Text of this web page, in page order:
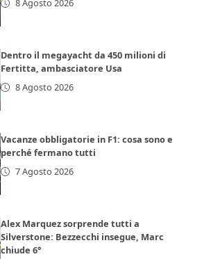
8 Agosto 2026
Dentro il megayacht da 450 milioni di
Fertitta, ambasciatore Usa
8 Agosto 2026
Vacanze obbligatorie in F1: cosa sono e
perché fermano tutti
7 Agosto 2026
Alex Marquez sorprende tutti a
Silverstone: Bezzecchi insegue, Marc
chiude 6°